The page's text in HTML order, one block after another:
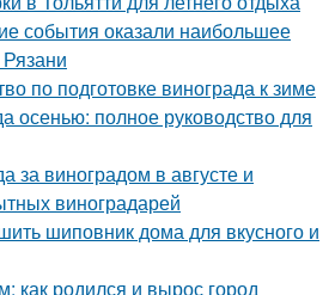
события оказали наибольшее
по подготовке винограда к зиме
осенью: полное руководство для
за виноградом в августе и
виноградарей
шиповник дома для вкусного и
как родился и вырос город